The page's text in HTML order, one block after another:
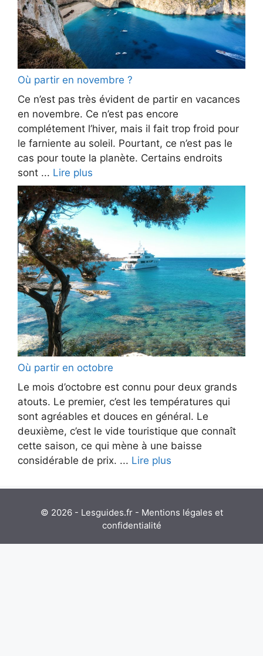
Où partir en novembre ?
Ce n’est pas très évident de partir en vacances
en novembre. Ce n’est pas encore
complétement l’hiver, mais il fait trop froid pour
le farniente au soleil. Pourtant, ce n’est pas le
cas pour toute la planète. Certains endroits
sont ... Lire plus
Où partir en octobre
Le mois d’octobre est connu pour deux grands
atouts. Le premier, c’est les températures qui
sont agréables et douces en général. Le
deuxième, c’est le vide touristique que connaît
cette saison, ce qui mène à une baisse
considérable de prix. ... Lire plus
© 2026 - Lesguides.fr - Mentions légales et
confidentialité